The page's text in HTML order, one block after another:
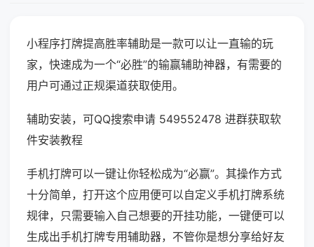
小程序打牌提高胜率辅助是一款可以让一直输的玩
家，快速成为一个“必胜”的输赢辅助神器，有需要的
用户可通过正规渠道获取使用。
辅助安装，可QQ搜索申请 549552478 进群获取软
件安装教程
手机打牌可以一键让你轻松成为“必赢”。其操作方式
十分简单，打开这个应用便可以自定义手机打牌系统
规律，只需要输入自己想要的开挂功能，一键便可以
生成出手机打牌专用辅助器，不管你是想分享给好友